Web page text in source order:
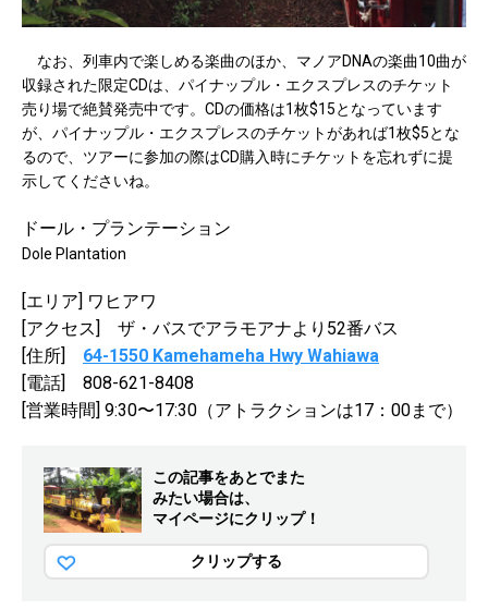
なお、列車内で楽しめる楽曲のほか、マノアDNAの楽曲10曲が
収録された限定CDは、パイナップル・エクスプレスのチケット
売り場で絶賛発売中です。CDの価格は1枚$15となっています
が、パイナップル・エクスプレスのチケットがあれば1枚$5とな
るので、ツアーに参加の際はCD購入時にチケットを忘れずに提
示してくださいね。
ドール・プランテーション
Dole Plantation
[エリア] ワヒアワ
[アクセス] ザ・バスでアラモアナより52番バス
[住所] 64-1550 Kamehameha Hwy Wahiawa
[電話] 808-621-8408
[営業時間] 9:30〜17:30（アトラクションは17：00まで）
この記事をあとでまた
みたい場合は、
マイページにクリップ！
クリップする